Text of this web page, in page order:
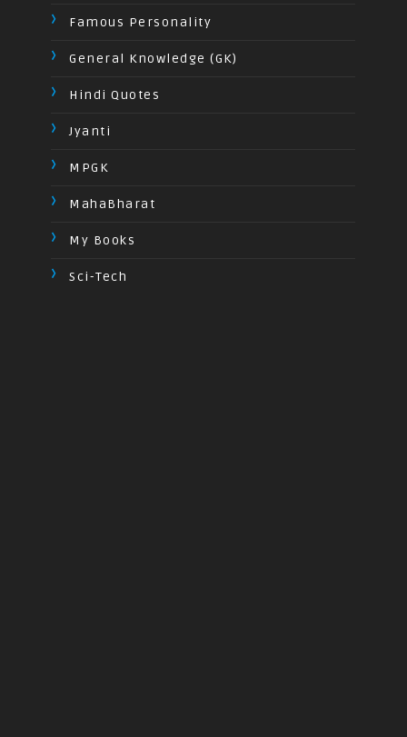
Famous Personality
General Knowledge (GK)
Hindi Quotes
Jyanti
MPGK
MahaBharat
My Books
Sci-Tech